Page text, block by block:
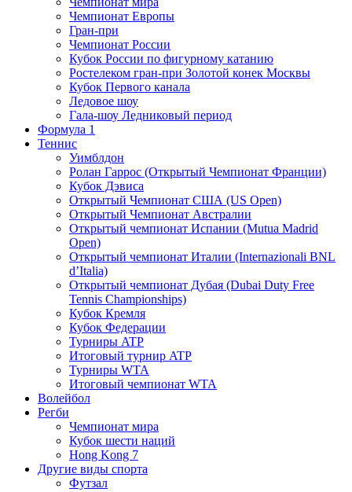
Чемпионат Европы
Гран-при
Чемпионат России
Кубок России по фигурному катанию
Ростелеком гран-при Золотой конек Москвы
Кубок Первого канала
Ледовое шоу
Гала-шоу Ледниковый период
Формула 1
Теннис
Уимблдон
Ролан Гаррос (Открытый Чемпионат Франции)
Кубок Дэвиса
Открытый Чемпионат США (US Open)
Открытый Чемпионат Австралии
Открытый чемпионат Испании (Mutua Madrid
Open)
Открытый чемпионат Италии (Internazionali BNL
d’Italia)
Открытый чемпионат Дубая (Dubai Duty Free
Tennis Championships)
Кубок Кремля
Кубок Федерации
Турниры ATP
Итоговый турнир ATP
Турниры WTA
Итоговый чемпионат WTA
Волейбол
Регби
Чемпионат мира
Кубок шести наций
Hong Kong 7
Другие виды спорта
Футзал